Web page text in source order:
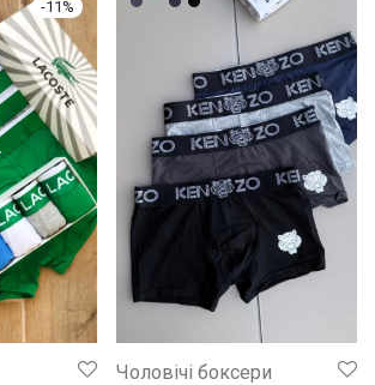
-11 %
Чоловічі боксери